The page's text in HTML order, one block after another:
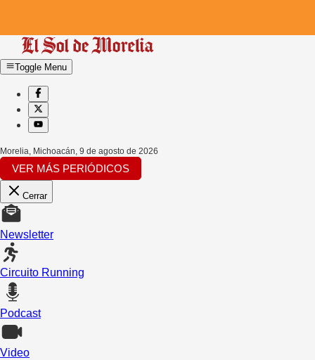
Toggle Menu
Morelia, Michoacán, 9 de agosto de 2026
VER MÁS PERIÓDICOS
Cerrar
Newsletter
Circuito Running
Podcast
Video